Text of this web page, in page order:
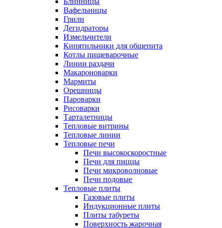
Вафельницы
Грили
Дегидраторы
Измельчители
Кипятильники для общепита
Котлы пищеварочные
Линии раздачи
Макароноварки
Мармиты
Орешницы
Пароварки
Рисоварки
Тарталетницы
Тепловые витрины
Тепловые линии
Тепловые печи
Печи высокоскоростные
Печи для пиццы
Печи микроволновые
Печи подовые
Тепловые плиты
Газовые плиты
Индукционные плиты
Плиты табуреты
Поверхность жарочная